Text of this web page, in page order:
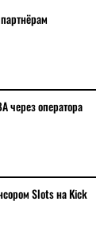
через оператора
Slots на Kick